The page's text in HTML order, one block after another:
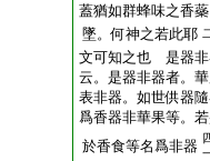
蓋猶如群蜂味之香
墜。何神之若此耶
文可知之也 是器非
云。是器非器者。
表非器。如世供器
爲香器非華果等。
於香食等名爲非器